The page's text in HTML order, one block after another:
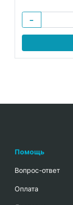
−
Помощь
Вопрос-ответ
Oплата